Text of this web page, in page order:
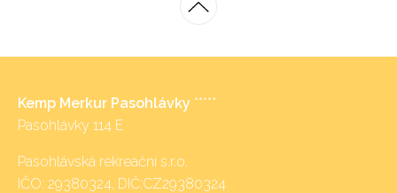
Kemp Merkur Pasohlávky *****
Pasohlávky 114 E
Pasohlávská rekreační s.r.o.
IČO: 29380324, DIČ:CZ29380324